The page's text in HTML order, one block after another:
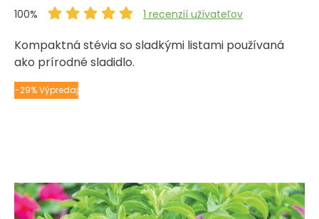
100% 1 recenzií užívateľov
Kompaktná stévia so sladkými listami používaná
ako prírodné sladidlo.
-29% Výpredaj